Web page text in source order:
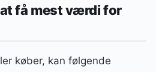
få mest værdi for
køber, kan følgende